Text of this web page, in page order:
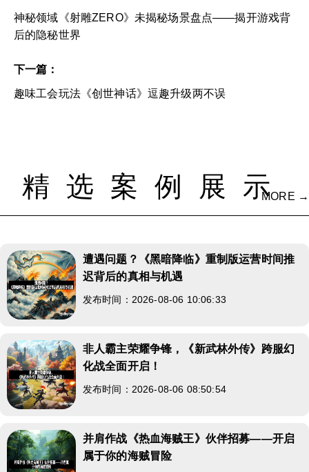
神秘领域《射雕ZERO》未揭秘场景盘点——揭开游戏背
后的隐秘世界
下一篇：
趣味工会玩法《创世神话》逗趣升级两不误
精选案例展示MORE →
遭遇问题？《黑暗降临》重制版运营时间推
迟背后的真相与机遇
发布时间：2026-08-06 10:06:33
非人霸主荣耀争锋，《新武林外传》跨服幻
化战全面开启！
发布时间：2026-08-06 08:50:54
并肩作战《热血海贼王》伙伴招募——开启
属于你的海贼冒险